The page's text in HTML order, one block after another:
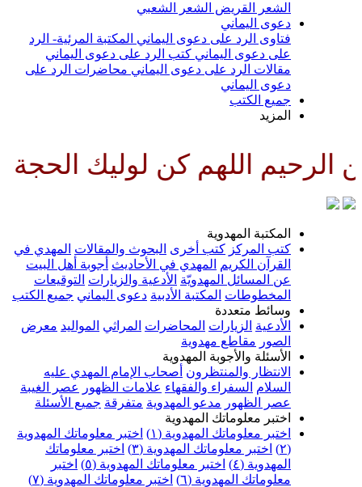
الشعر الشعبي
اليماني
الرد على دعوى اليماني المكتبة المرئية- الرد
دعوى اليماني كتب الرد على دعوى اليماني
الرد على دعوى اليماني محاضرات الرد على
كن لوليك الحجة بن الحسن
المهدوية
كتب أخرى البحوث والمقالات المهدي في
المهدي في الأحاديث أجوبة أهل البيت
المسائل المهدويّة الأدعية والزيارات التوقيعات
المكتبة الأدبية دعوى اليماني جميع الكتب
متعددة
الزيارات المحاضرات المراثي المواليد معرض
مقاطع مهدوية
والأجوبة المهدوية
والمنتظرون أصحاب الإمام المهدي عليه
السفراء والفقهاء علامات الظهور عصر الغيبة
مدعو المهدوية متفرقة جميع الأسئلة
معلوماتك المهدوية
معلوماتك المهدوية (١)
اختبر معلوماتك المهدوية
اختبر معلوماتك المهدوية (٣)
اختبر معلوماتك
اختبر معلوماتك المهدوية (٥)
اختبر
المهدوية (٦)
اختبر معلوماتك المهدوية (٧)